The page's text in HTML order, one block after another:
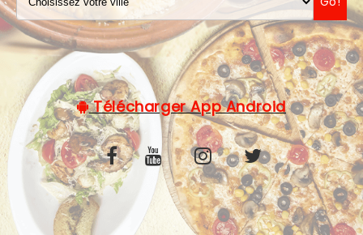
Télécharger App Android